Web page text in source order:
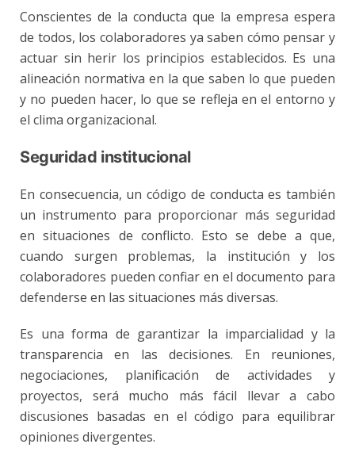
Conscientes de la conducta que la empresa espera
de todos, los colaboradores ya saben cómo pensar y
actuar sin herir los principios establecidos. Es una
alineación normativa en la que saben lo que pueden
y no pueden hacer, lo que se refleja en el entorno y
el clima organizacional.
Seguridad institucional
En consecuencia, un código de conducta es también
un instrumento para proporcionar más seguridad
en situaciones de conflicto. Esto se debe a que,
cuando surgen problemas, la institución y los
colaboradores pueden confiar en el documento para
defenderse en las situaciones más diversas.
Es una forma de garantizar la imparcialidad y la
transparencia en lasdecisiones. En reuniones,
negociaciones, planificación de actividades y
proyectos, será mucho más fácil llevar a cabo
discusiones basadas en el código para equilibrar
opiniones divergentes.